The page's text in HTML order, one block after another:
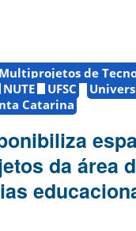
de
NUTE UFSC
Catarina
da área